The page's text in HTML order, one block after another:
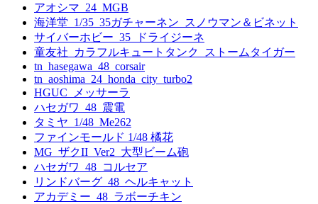
アオシマ_24_MGB
海洋堂_1/35_35ガチャーネン_スノウマン＆ビネット
サイバーホビー_35_ドライジーネ
童友社_カラフルキュートタンク_ストームタイガー
tn_hasegawa_48_corsair
tn_aoshima_24_honda_city_turbo2
HGUC_メッサーラ
ハセガワ_48_震電
タミヤ_1/48_Me262
ファインモールド 1/48 橘花
MG_ザクII_Ver2_大型ビーム砲
ハセガワ_48_コルセア
リンドバーグ_48_ヘルキャット
アカデミー_48_ラボーチキン